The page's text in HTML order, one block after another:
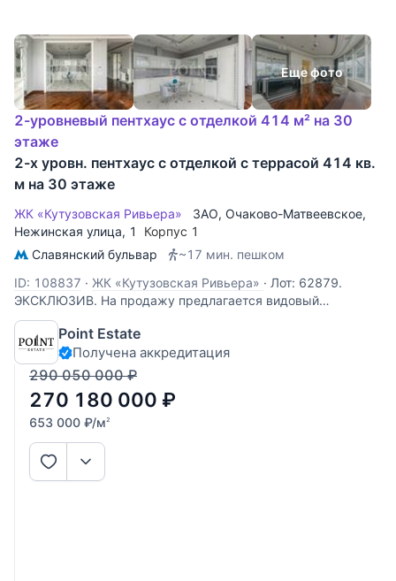
Еще фото
2-уровневый пентхаус с отделкой 414 м² на 30
этаже
2-х уровн. пентхаус с отделкой с террасой 414 кв.
м на 30 этаже
ЖК «Кутузовская Ривьера» ЗАО, Очаково-Матвеевское,
Нежинская улица, 1
Корпус 1
Славянский бульвар
~17 мин. пешком
ID: 108837 · ЖК «Кутузовская Ривьера» · Лот: 62879.
ЭКСКЛЮЗИВ. На продажу предлагается видовый
двухуровневый пентхаус площадью 414 кв. м. с террасой
в ЖК "Кутузовская Ривьера". Планировка: 1-й уровень:
гостиная, кухня-столовая, три спальни, две из которых со
своими санузлами, гостевой
Point Estate
Получена аккредитация
290 050 000 ₽
270 180 000 ₽
653 000 ₽/м2